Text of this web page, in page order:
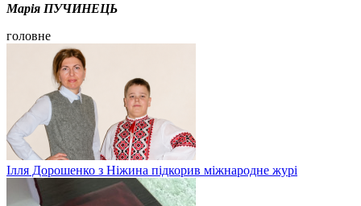
Марія ПУЧИНЕЦЬ
головне
Ілля Дорошенко з Ніжина підкорив міжнародне журі